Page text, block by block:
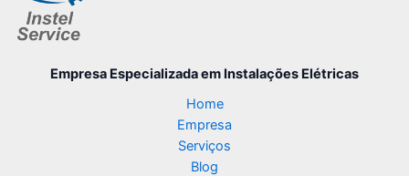
Empresa Especializadaem Instalações Elétricas
Home
Empresa
Serviços
Blog